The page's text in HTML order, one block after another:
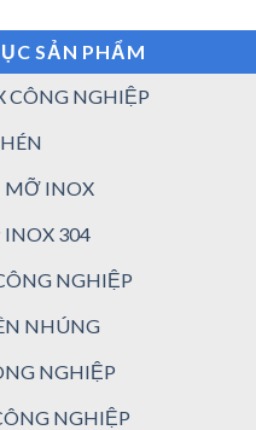
SẢN PHẨM
CÔNG NGHIỆP
MỠ INOX
INOX 304
NGHIỆP
NHÚNG
NGHIỆP
NGHIỆP